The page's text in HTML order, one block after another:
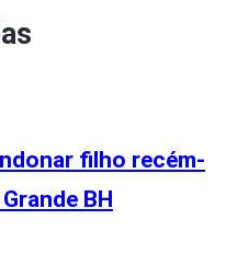
filho recém-
BH